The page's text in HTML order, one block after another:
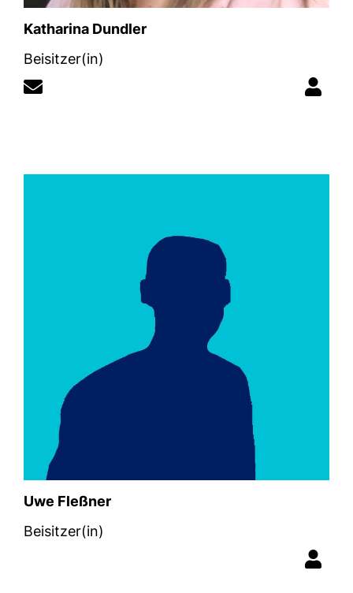
Katharina Dundler
Beisitzer(in)
Uwe Fleßner
Beisitzer(in)